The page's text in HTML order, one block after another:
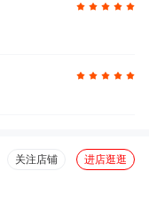
关注店铺 进店逛逛